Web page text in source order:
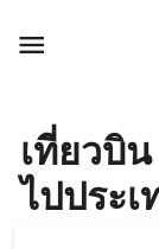

เที่ยวบิ
ไปประ